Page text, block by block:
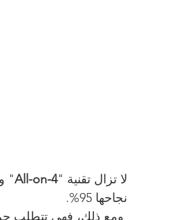
لا تزال تقنية "All-on-4
"
نجاحها 95%.